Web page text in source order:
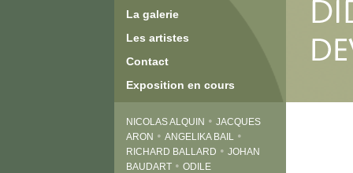
La galerie
Les artistes
Contact
Exposition en cours
NICOLAS ALQUIN • JACQUES
ARON • ANGELIKA BAIL •
RICHARD BALLARD • JOHAN
BAUDART • ODILE